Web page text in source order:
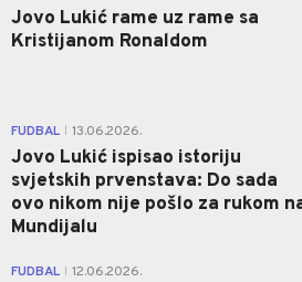
Jovo Lukić rame uz rame sa
Kristijanom Ronaldom
FUDBAL 13.06.2026.
Jovo Lukić ispisao istoriju
svjetskih prvenstava: Do sada
ovo nikom nije pošlo za rukom
Mundijalu
FUDBAL 12.06.2026.